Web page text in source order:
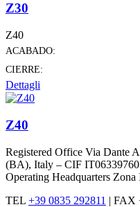
Z30
Z40
ACABADO:
CIERRE:
Dettagli
Z40
Registered Office Via Dante
(BA), Italy – CIF
Operating Headquarters
TEL +39 0835 292811 | FAX